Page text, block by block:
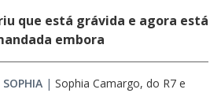
que está grávida e agora está
embora
| Sophia Camargo, do R7 e